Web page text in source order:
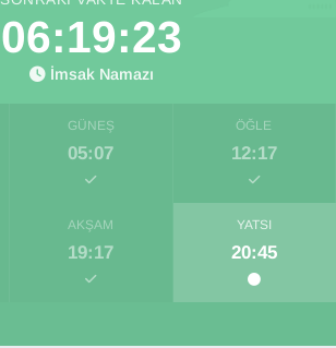
06:19:23
İmsak Namazı
GÜNEŞ
05:07
ÖĞLE
12:17
AKŞAM
19:17
YATSI
20:45